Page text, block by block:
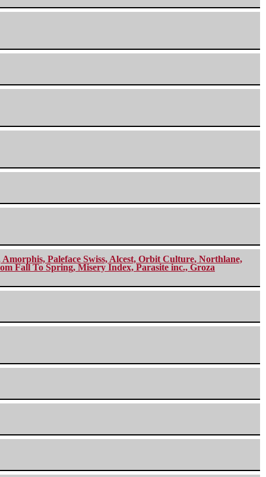
Paleface Swiss, Alcest, Orbit Culture, Northlane,
Fall To Spring, Misery Index, Parasite inc., Groza